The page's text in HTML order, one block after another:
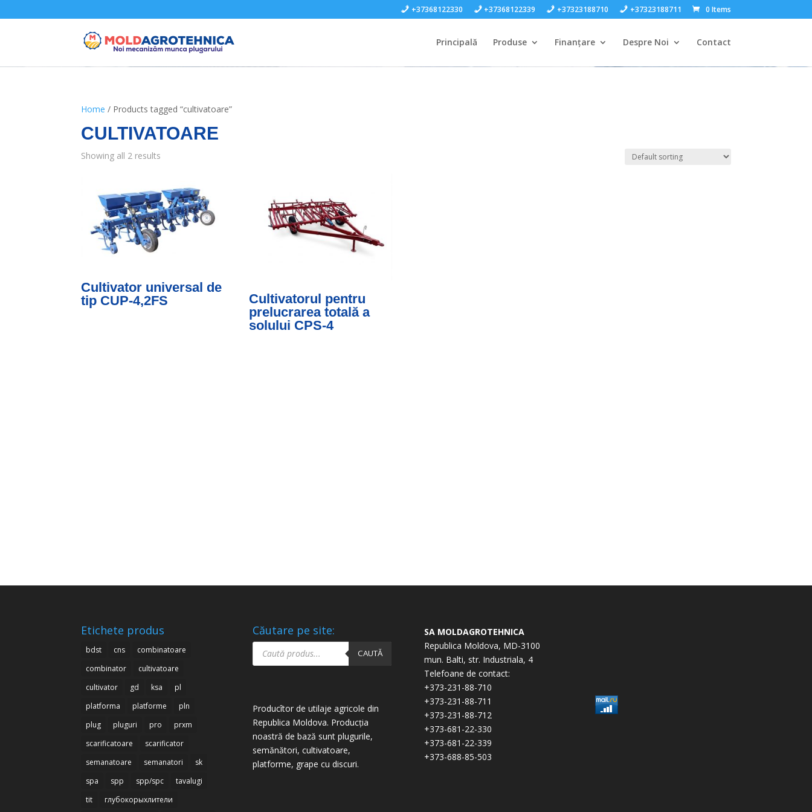
+37368122330 +37368122339 +37323188710 +37323188711 0 Items
Principală Produse Finanțare Despre Noi Contact
Home / Products tagged “cultivatoare”
CULTIVATOARE
Showing all 2 results
Cultivator universal de
tip CUP-4,2FS
Cultivatorul pentru
prelucrarea totală a
solului CPS-4
Etichete produs
bdst cns
combinatoare
combinator
cultivatoare
cultivator
gd ksa
pl
platforma
platforme
pln
plug
pluguri pro
prxm
scarificatoare
scarificator
semanatoare
semanatori
sk
spa
spp spp/spc
tavalugi
tit
глубокорыхлители
Căutare pe site:
Products
search CAUTĂ
Producîtor de utilaje agricole din
Republica Moldova. Producția
noastră de bază sunt plugurile,
semănători, cultivatoare,
platforme, grape cu discuri.
SA MOLDAGROTEHNICA
Republica Moldova, MD-3100
mun. Balti, str. Industriala, 4
Telefoane de contact:
+373-231-88-710
+373-231-88-711
+373-231-88-712
+373-681-22-330
+373-681-22-339
+373-688-85-503